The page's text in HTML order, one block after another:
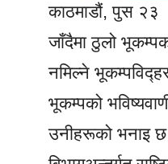
काठमाडौं, पुस
जाँदैमा ठुलो
नमिल्ने
भूकम्पको
उनीहरूको भनाइ